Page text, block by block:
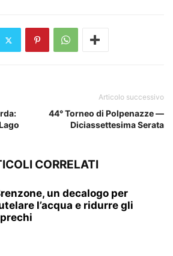
Articolo successivo
44° Torneo di Polpenazze —
Diciassettesima Serata
CORRELATI
un decalogo per
l’acqua e ridurre gli